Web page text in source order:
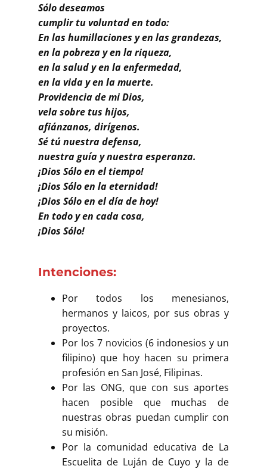
Sólo deseamos
cumplir tu voluntad en todo:
En las humillaciones y en las grandezas,
en la pobreza y en la riqueza,
en la salud y en la enfermedad,
en la vida y en la muerte.
Providencia de mi Dios,
vela sobre tus hijos,
afiánzanos, dirígenos.
Sé tú nuestra defensa,
nuestra guía y nuestra esperanza.
¡Dios Sólo en el tiempo!
¡Dios Sólo en la eternidad!
¡Dios Sólo en el día de hoy!
En todo y en cada cosa,
¡Dios Sólo!
Intenciones:
Por todos los menesianos,
hermanos y laicos, por sus obras y
proyectos.
Por los 7 novicios (6 indonesios y un
filipino) que hoy hacen su primera
profesión en San José, Filipinas.
Por las ONG, que con sus aportes
hacen posible que muchas de
nuestras obras puedan cumplir con
su misión.
Por la comunidad educativa de La
Escuelita de Luján de Cuyo y la de